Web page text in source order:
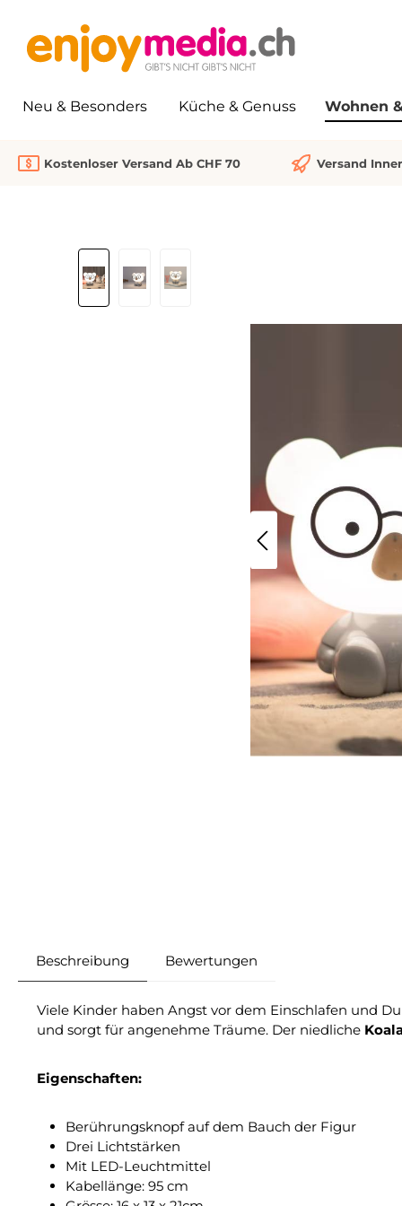
Neu & Besonders Küche & Genuss Wohnen
Kostenloser Versand Ab CHF 70 Versand
Bildergalerie überspringen
Beschreibung Bewertungen
Viele Kinder haben Angst vor dem Einschlafen und
und sorgt für angenehme Träume. Der niedliche
Eigenschaften:
Berührungsknopf auf dem Bauch der Figur
Drei Lichtstärken
Mit LED-Leuchtmittel
Kabellänge: 95 cm